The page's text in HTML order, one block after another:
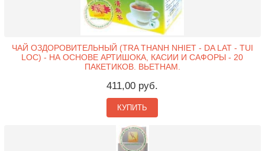
ЧАЙ ОЗДОРОВИТЕЛЬНЫЙ (TRA THANH NHIET - DA LAT - TUI
LOC) - НА ОСНОВЕ АРТИШОКА, КАСИИ И САФОРЫ - 20
ПАКЕТИКОВ. ВЬЕТНАМ.
411,00 руб.
КУПИТЬ